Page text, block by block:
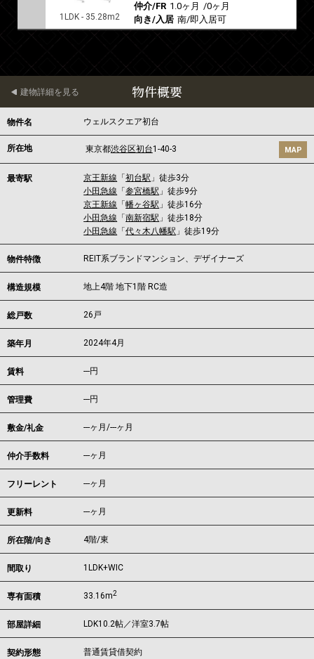
1LDK - 35.28m2
仲介/FR 1.0ヶ月 /0ヶ月
向き/入居 南/即入居可
物件概要
建物詳細を見る
物件名 ウェルスクエア初台
所在地 東京都渋谷区初台1-40-3 MAP
最寄駅 京王新線 「初台駅 」徒歩3分
小田急線 「参宮橋駅 」徒歩9分
京王新線 「幡ヶ谷駅 」徒歩16分
小田急線 「南新宿駅 」徒歩18分
小田急線 「代々木八幡駅 」徒歩19分
物件特徴 REIT系ブランドマンション、デザイナーズ
構造規模 地上4階 地下1階 RC造
総戸数 26戸
築年月 2024年4月
賃料 ---円
管理費 ---円
敷金/礼金 ---ヶ月/---ヶ月
仲介手数料 ---ヶ月
フリーレント ---ヶ月
更新料 ---ヶ月
所在階/向き 4階/東
間取り 1LDK+WIC
専有面積 33.16m2
部屋詳細 LDK10.2帖／洋室3.7帖
契約形態 普通賃貸借契約